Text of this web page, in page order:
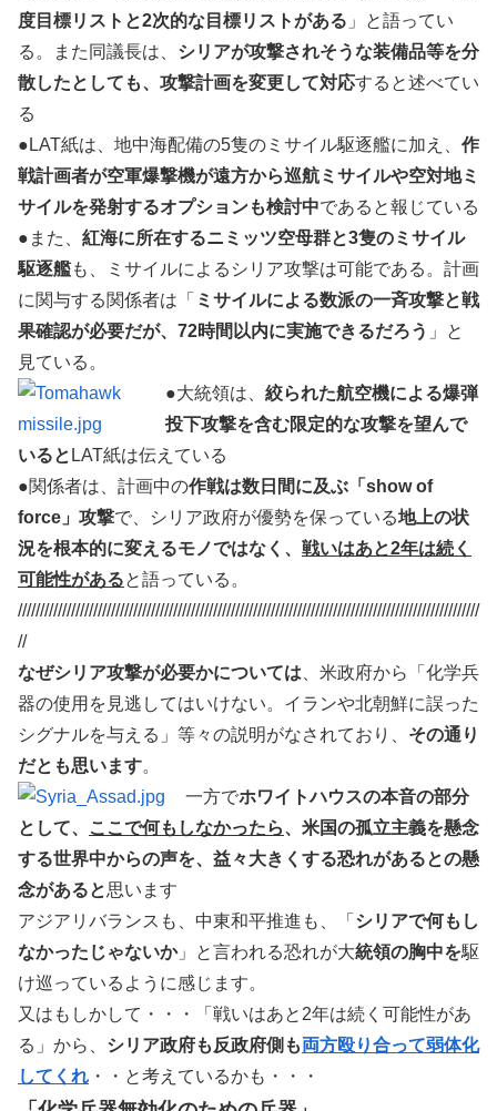
度目標リストと2次的な目標リストがある 」と語ってい
る。また同議長は、 シリアが攻撃されそうな装備品等を分
散したとしても、攻撃計画を変更して対応すると述べてい
る
●LAT紙は、地中海配備の5隻のミサイル駆逐艦に加え、 作
戦計画者が空軍爆撃機が遠方から巡航ミサイルや空対地ミ
サイルを発射するオプションも検討中であると報じている
●また、 紅海に所在するニミッツ空母群と3隻のミサイル
駆逐艦も、ミサイルによるシリア攻撃は可能である。計画
に関与する関係者は「 ミサイルによる数派の一斉攻撃と戦
果確認が必要だが、72時間以内に実施できるだろう 」と
見ている。
●大統領は、 絞られた航空機による爆弾
投下攻撃を含む限定的な攻撃を望んで
いると LAT紙は伝えている
●関係者は、計画中の作戦は数日間に及ぶ「show of
force」攻撃で、シリア政府が優勢を保っている地上の状
況を根本的に変えるモノではなく、 戦いはあと2年は続く
可能性があると語っている。
////////////////////////////////////////////////////////////////////////////////////////////////////////
//
なぜシリア攻撃が必要かについては 、米政府から「化学兵
器の使用を見逃してはいけない。イランや北朝鮮に誤った
シグナルを与える」等々の説明がなされており、 その通り
だとも思います。
一方でホワイトハウスの本音の部分
として、
ここで何もしなかったら、米国の孤立主義を懸念
する世界中からの声を、益々大きくする恐れがあるとの懸
念があると思います
アジアリバランスも、中東和平推進も、「 シリアで何もし
なかったじゃないか」と言われる恐れが大統領の胸中を駆
け巡っているように感じます。
又はもしかして・・・「戦いはあと2年は続く可能性があ
る」から、 シリア政府も反政府側も両方殴り合って弱体化
してくれ ・・と考えているかも・・・